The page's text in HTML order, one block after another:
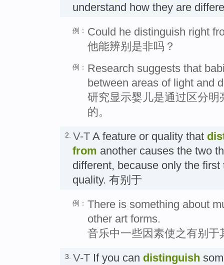
understand how they are
例： Could he distinguish right
他能辨别是非吗？
例： Research suggests that
between areas of light and
研究显示婴儿是通过区分
的。
2. V-T A feature or quality that
from another causes the two
different, because only the
quality. 有别于
例： There is something about
other art forms.
音乐中一些因素使之有别于
3. V-T If you can distinguish